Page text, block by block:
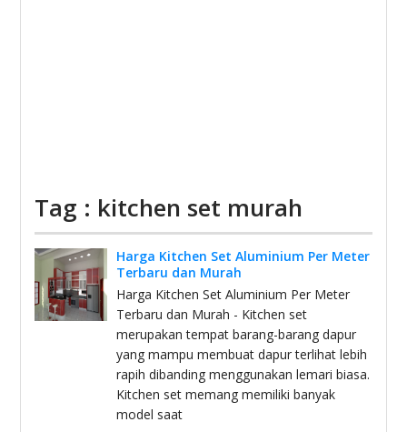
Tag : kitchen set murah
Harga Kitchen Set Aluminium Per Meter
Terbaru dan Murah
Harga Kitchen Set Aluminium Per Meter
Terbaru dan Murah - Kitchen set
merupakan tempat barang-barang dapur
yang mampu membuat dapur terlihat lebih
rapih dibanding menggunakan lemari biasa.
Kitchen set memang memiliki banyak
model saat